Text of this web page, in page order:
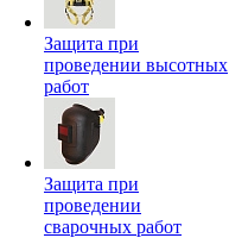
Защита при
проведении высотных
работ
Защита при
проведении
сварочных работ